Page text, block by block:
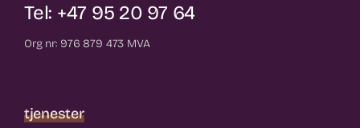
Tel: +47 95 20 97 64
Org nr: 976 879 473 MVA
tjenester